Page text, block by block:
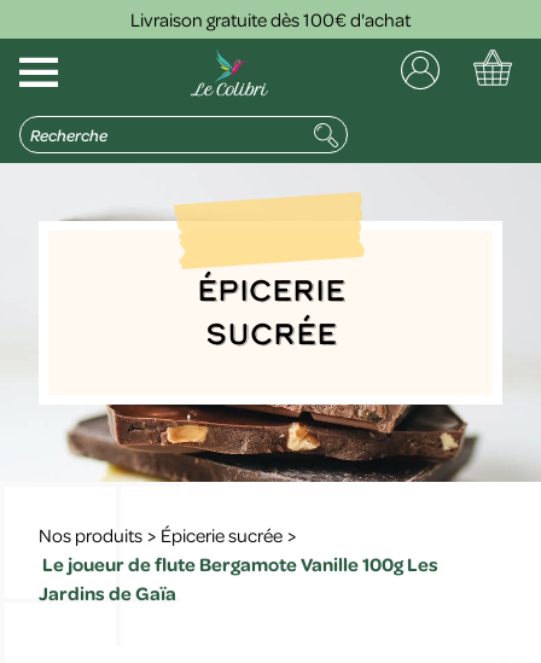
Livraison gratuite dès 100€ d'achat
Épicerie
sucrée
Nos produits > Épicerie sucrée >
Le joueur de flute Bergamote Vanille 100g Les
Jardins de Gaïa